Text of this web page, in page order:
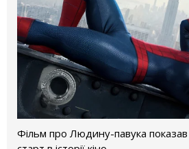
Фільм про Людину-павука